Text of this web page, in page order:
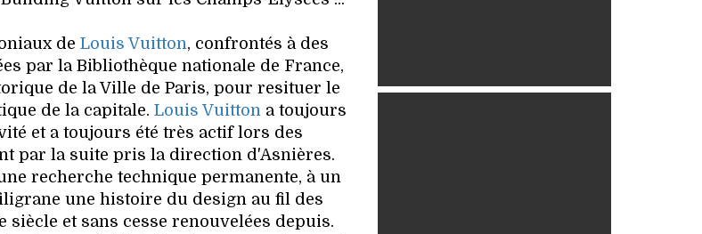
de Louis Vuitton, confrontés à des
par la Bibliothèque nationale de France,
de la Ville de Paris, pour resituer le
de la capitale. Louis Vuittona toujours
et a toujours été très actif lors des
par la suite pris la direction d'Asnières.
recherche technique permanente, à un
une histoire du design au fil des
et sans cesse renouvelées depuis.